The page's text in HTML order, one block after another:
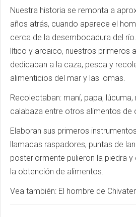
Nuestra historia se remonta a
años atrás, cuando aparece el
cerca de la desembocadura del
lítico y arcaico, nuestros primeros
dedicaban a la caza, pesca y
alimenticios del mar y las lomas.
Recolectaban: maní, papa, lúcuma,
calabaza entre otros alimentos de
Elaboran sus primeros
llamadas raspadores, puntas de
posteriormente pulieron la piedra
la obtención de alimentos.
Vea también: El hombre de